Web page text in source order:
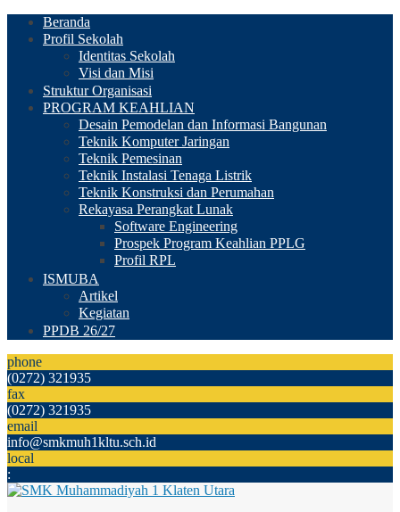
Beranda
Profil Sekolah
Identitas Sekolah
Visi dan Misi
Struktur Organisasi
PROGRAM KEAHLIAN
Desain Pemodelan dan Informasi Bangunan
Teknik Komputer Jaringan
Teknik Pemesinan
Teknik Instalasi Tenaga Listrik
Teknik Konstruksi dan Perumahan
Rekayasa Perangkat Lunak
Software Engineering
Prospek Program Keahlian PPLG
Profil RPL
ISMUBA
Artikel
Kegiatan
PPDB 26/27
phone
(0272) 321935
fax
(0272) 321935
email
info@smkmuh1kltu.sch.id
local
: